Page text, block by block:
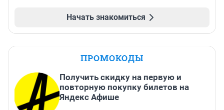
Начать знакомиться
ПРОМОКОДЫ
Получить скидку на первую и
повторную покупку билетов на
Яндекс Афише